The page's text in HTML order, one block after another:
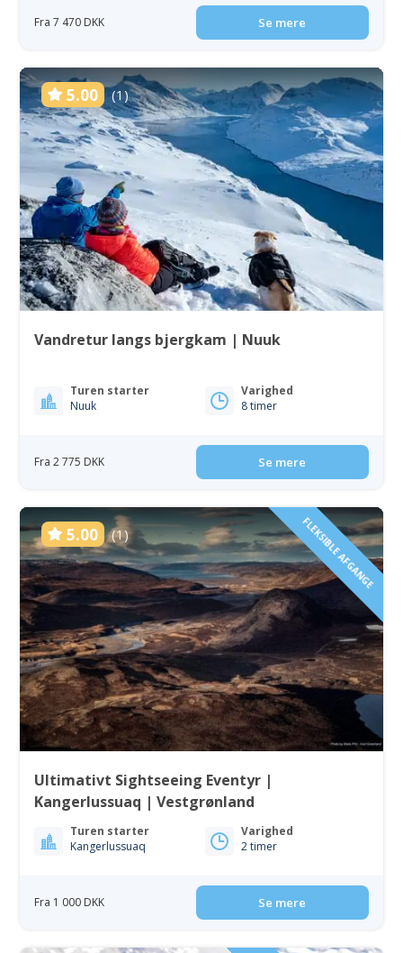
Fra 7 470 DKK Se mere
5.00 (1)
Vandretur langs bjergkam | Nuuk
Turen starter
Nuuk
Varighed
8 timer
Fra 2 775 DKK Se mere
5.00 (1) FLEKSIBLE AFGANGE
Ultimativt Sightseeing Eventyr |
Kangerlussuaq | Vestgrønland
Turen starter
Kangerlussuaq
Varighed
2 timer
Fra 1 000 DKK Se mere